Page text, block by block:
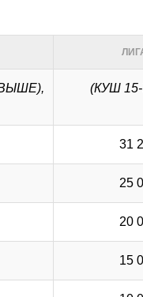
(КУШ 15-
31
25
20
15